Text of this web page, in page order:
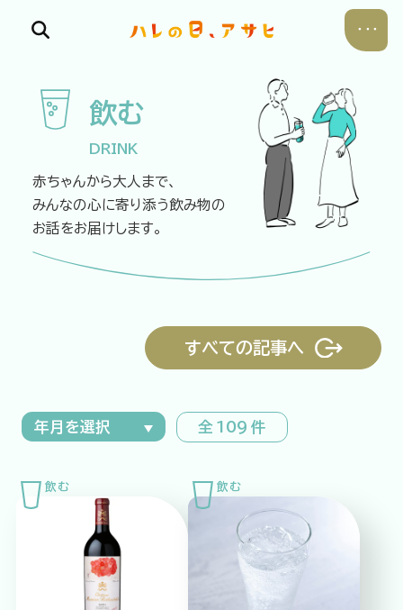
食べる
特集記事 アサヒの人 歴史
夏のビール特集2025 ビール
お酒との付き合い方 ウイスキー
大阪・関西万博 浅草特集2025
飲む
DRINK
赤ちゃんから大人まで、
みんなの心に寄り添う飲み物の
お話をお届けします。
全 109 件
すべての記事へ